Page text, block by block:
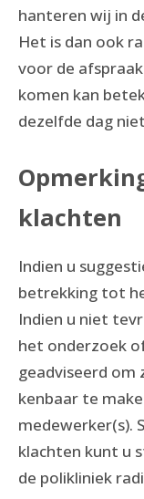
hanteren wij in
Het is dan ook
voor de
komen kan
dezelfde dag
klachten
Indien u
betrekking tot
Indien u niet
het onderzoek
geadviseerd om
kenbaar te
medewerker(s).
klachten kunt u
de polikliniek